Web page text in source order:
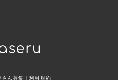
さん募集 ｜ 利用規約